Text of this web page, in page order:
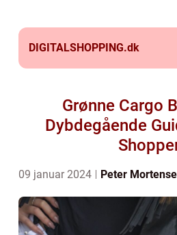
DIGITALSHOPPING.dk
Grønne Cargo
Dybdegående
09 januar 2024 Peter